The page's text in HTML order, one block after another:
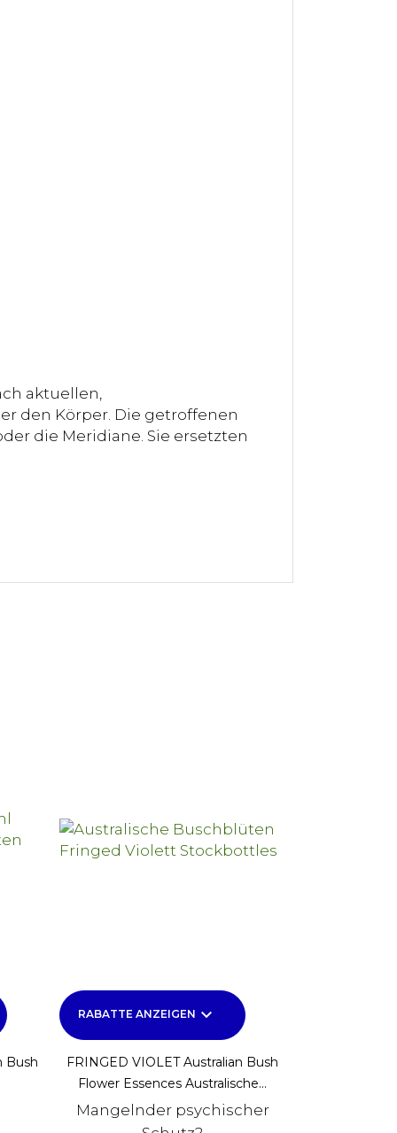
aktuellen,
den Körper. Die getroffenen
die Meridiane. Sie ersetzten
Bush
RABATTE ANZEIGEN keyboard_arrow_down
FRINGED VIOLET Australian Bush
Flower Essences Australische...
Mangelnder psychischer